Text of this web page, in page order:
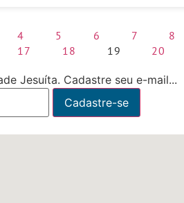
4 5 6 7 8
17
18 19 20
Jesuíta. Cadastre seu e-mail...